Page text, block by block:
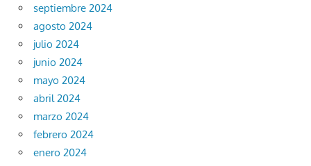
septiembre 2024
agosto 2024
julio 2024
junio 2024
mayo 2024
abril 2024
marzo 2024
febrero 2024
enero 2024